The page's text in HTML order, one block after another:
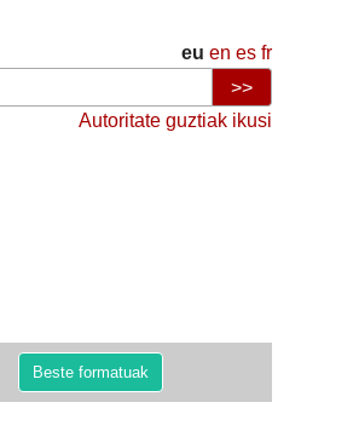
eu en es fr
Autoritate guztiak ikusi
Beste formatuak